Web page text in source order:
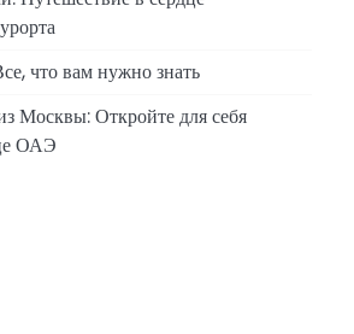
что вам нужно знать
Москвы: Откройте для себя
ОАЭ